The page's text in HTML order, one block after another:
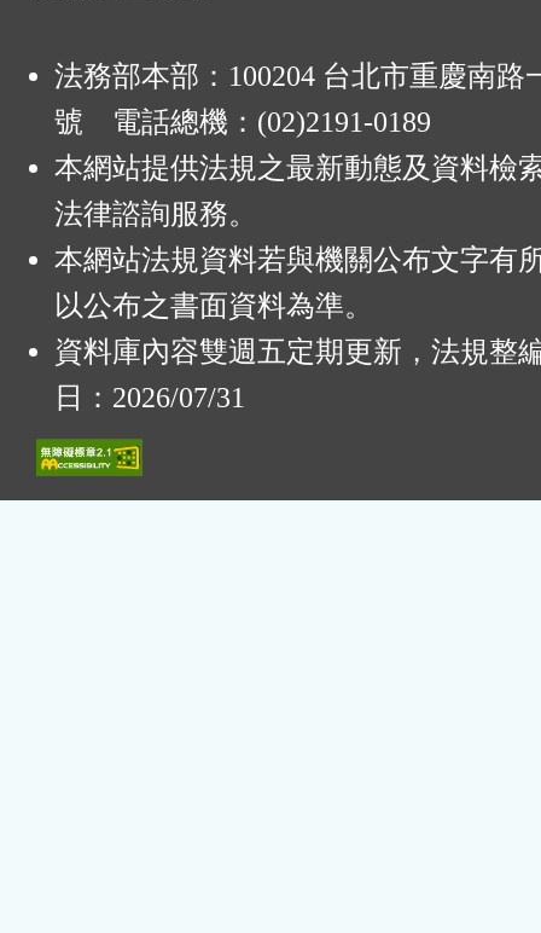
法務部本部：100204 台北市重慶南路
號 電話總機：(02)2191-0189
本網站提供法規之最新動態及資料檢
法律諮詢服務。
本網站法規資料若與機關公布文字有
以公布之書面資料為準。
資料庫內容雙週五定期更新，法規整
日：2026/07/31